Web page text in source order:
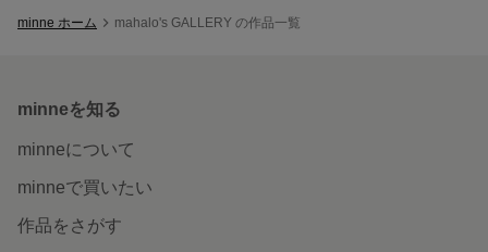
minne ホーム mahalo's GALLERY の作品一覧
minneを知る
minneについて
minneで買いたい
作品をさがす